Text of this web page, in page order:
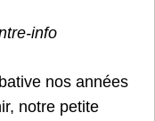
info
nos années
notre petite